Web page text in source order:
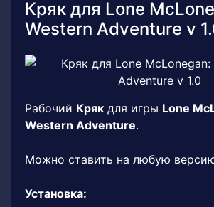
Кряк для Lone
Western Adventure v
Рабочий Кряк для игры Lone
Western Adventure.
Можно ставить на любую
Установка: